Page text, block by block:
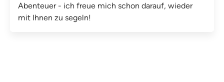
Abenteuer - ich freue mich schon darauf, wieder
mit Ihnen zu segeln!